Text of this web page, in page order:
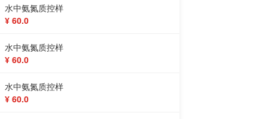
水中氨氮质控样
¥ 60.0
水中氨氮质控样
¥ 60.0
水中氨氮质控样
¥ 60.0